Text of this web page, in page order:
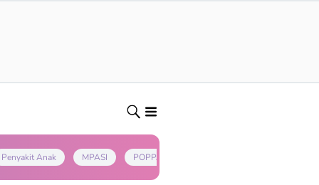
Penyakit Anak MPASI POPPAPA